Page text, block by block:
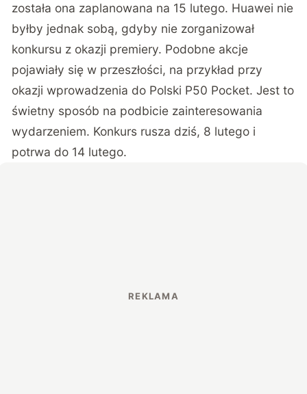
została ona zaplanowana na 15 lutego. Huawei nie
byłby jednak sobą, gdyby nie zorganizował
konkursu z okazji premiery. Podobne akcje
pojawiały się w przeszłości, na przykład przy
okazji wprowadzenia do Polski P50 Pocket. Jest to
świetny sposób na podbicie zainteresowania
wydarzeniem. Konkurs rusza dziś, 8 lutego i
potrwa do 14 lutego.